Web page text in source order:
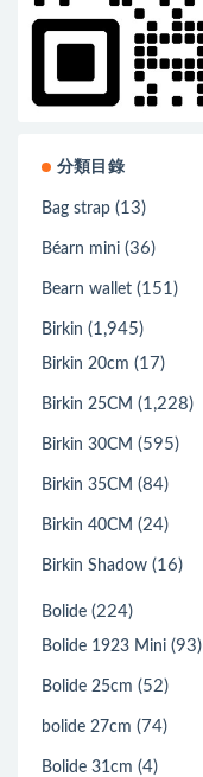
分類目錄
Bag strap (13)
Béarn mini (36)
Bearn wallet (151)
Birkin (1,945)
Birkin 20cm (17)
Birkin 25CM (1,228)
Birkin 30CM (595)
Birkin 35CM (84)
Birkin 40CM (24)
Birkin Shadow (16)
Bolide (224)
Bolide 1923 Mini (93)
Bolide 25cm (52)
bolide 27cm (74)
Bolide 31cm (4)